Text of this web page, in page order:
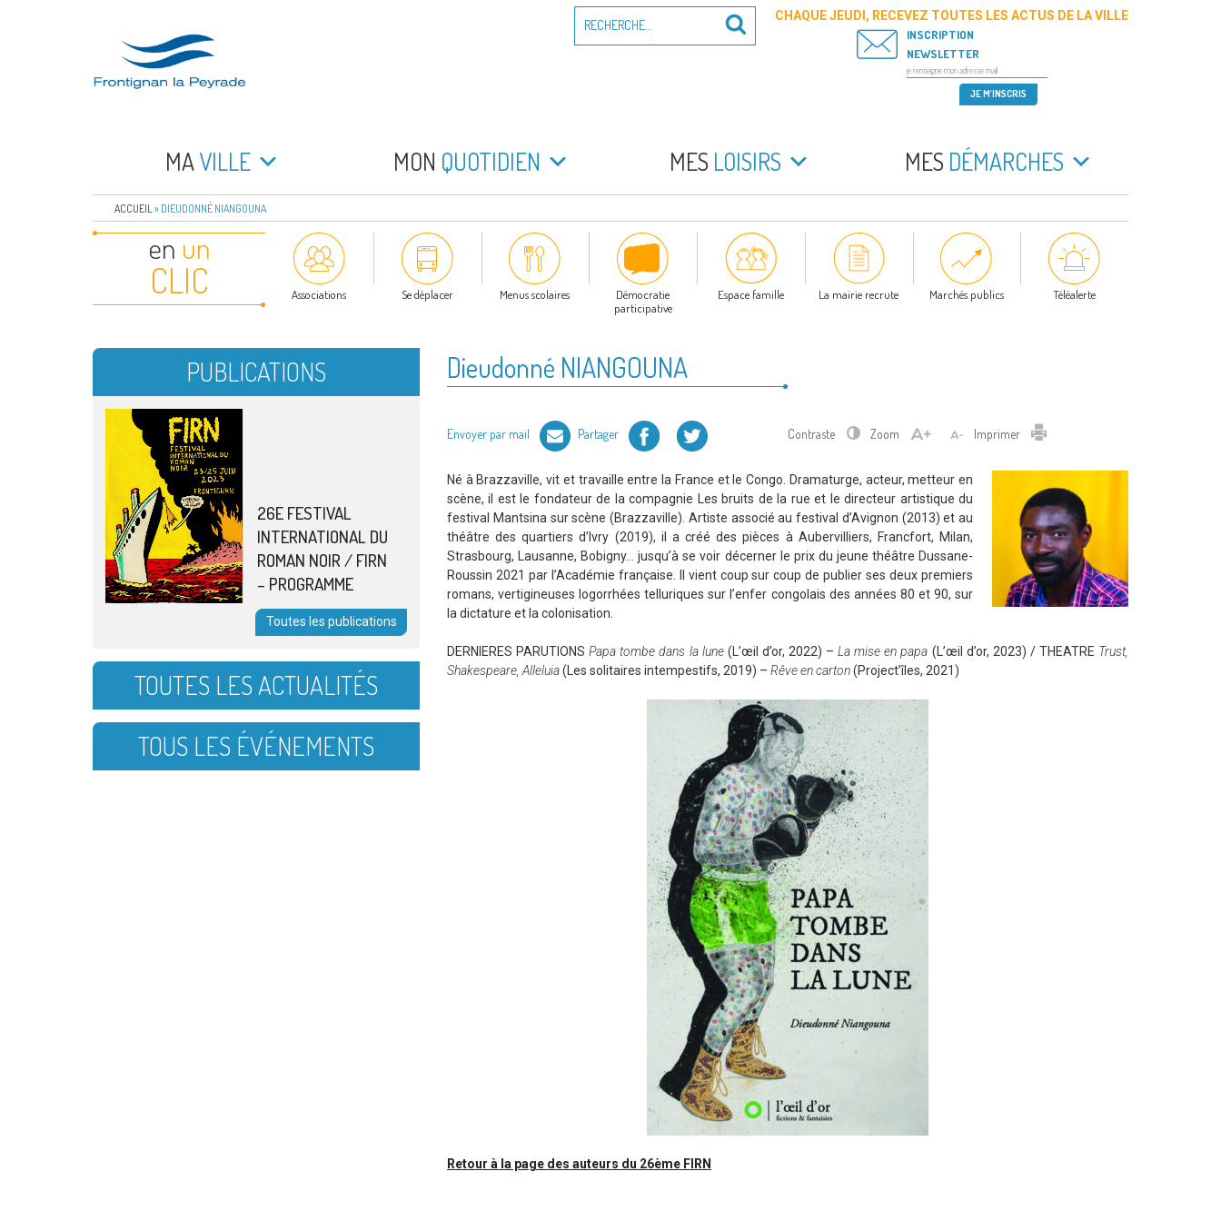
FRONTIGNAN LA PEYRADE
pour
Recherche
CHAQUE JEUDI, RECEVEZ TOUTES LES ACTUS DE LA VILLE
INSCRIPTION
NEWSLETTER
MAVILLE MON QUOTIDIEN MES LOISIRS MES DÉMARCHES
ACCUEIL » DIEUDONNÉ NIANGOUNA
en un
CLIC Associations Se déplacer Menus scolaires
Démocratie
participative
Espace famille La mairie recrute Marchés publics Téléalerte
Dieudonné NIANGOUNA
Envoyer par mail Partager Facebook Twitter Contraste Zoom Imprimer Imprimer
Né à Brazzaville, vit et travaille entre la France et le Congo. Dramaturge, acteur, metteur en
scène, il est le fondateur de la compagnie Les bruits de la rue et le directeur artistique du
festival Mantsina sur scène (Brazzaville). Artiste associé au festival d’Avignon (2013) et au
théâtre des quartiers d’Ivry (2019), il a créé des pièces à Aubervilliers, Francfort, Milan,
Strasbourg, Lausanne, Bobigny… jusqu’à se voir décerner le prix du jeune théâtre Dussane-
Roussin 2021 par l’Académie française. Il vient coup sur coup de publier ses deux premiers
romans, vertigineuses logorrhées telluriques sur l’enfer congolais des années 80 et 90, sur
la dictature et la colonisation.
DERNIERES PARUTIONSPapa tombe dans la lune(L’œil d’or, 2022) –La mise en papa (L’œil d’or, 2023) / THEATRE Trust,
Shakespeare, Alleluia(Les solitaires intempestifs, 2019) – Rêve en carton(Project’îles, 2021)
Retour à la page des auteurs du 26ème FIRN
PUBLICATIONS
26E FESTIVAL
INTERNATIONAL DU
ROMAN NOIR / FIRN
– PROGRAMME
Toutes les publications
TOUTES LES ACTUALITÉS
TOUS LES ÉVÉNEMENTS